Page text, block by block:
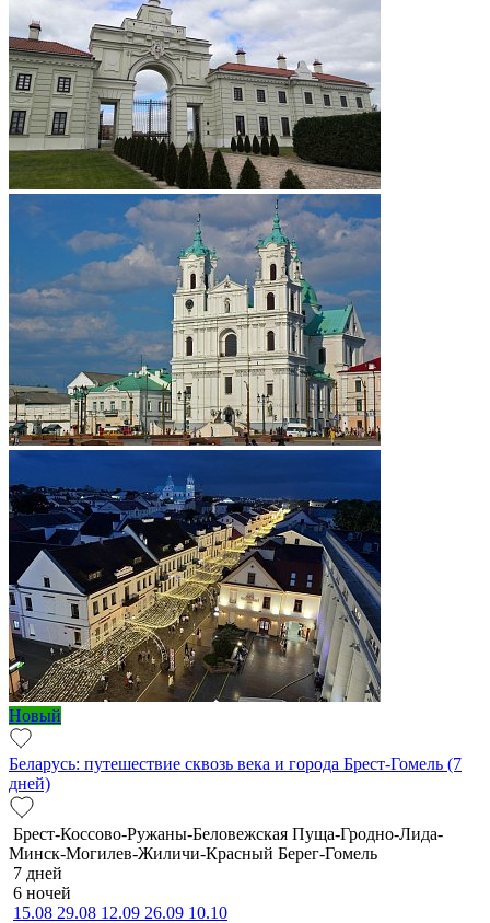
Новый
Беларусь: путешествие сквозь века и города Брест-Гомель (7
дней)
Брест-Коссово-Ружаны-Беловежская Пуща-Гродно-Лида-
Минск-Могилев-Жиличи-Красный Берег-Гомель
7 дней
6 ночей
15.08 29.08 12.09 26.09 10.10